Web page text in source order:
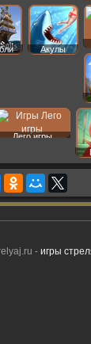
Акулы
Лего игры
- игры